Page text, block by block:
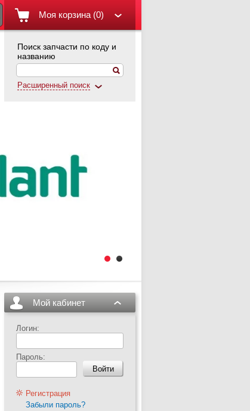
Поиск запчасти по коду и
названию
Расширенный поиск
Моя корзина (0)
Мой кабинет
Логин:
Пароль:
Регистрация
Забыли пароль?